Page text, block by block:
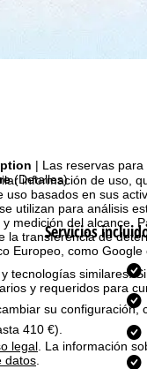
información de uso,
basados en sus
utilizan para análisis
medición del alcance.
transferencia de
Europeo, como Google
tecnologías similares.
y requeridos para
su configuración,
legal. La información
datos.
| Las reservas
(Detalles)
Servicios
410 €).